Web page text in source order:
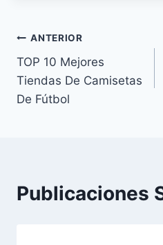
Navegación
de
entradas
ANTERIOR
TOP 10 Mejores
Tiendas De Camisetas
De Fútbol
Publicaciones